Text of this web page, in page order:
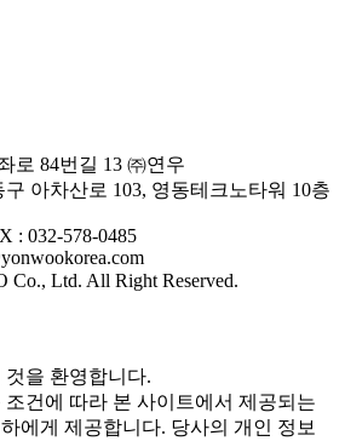
로 84번길 13 ㈜연우
아차산로 103, 영동테크노타워 10층
: 032-578-0485
Ltd. All Right Reserved.
을 환영합니다.
건에 따라 본 사이트에서 제공되는
에게 제공합니다. 당사의 개인 정보